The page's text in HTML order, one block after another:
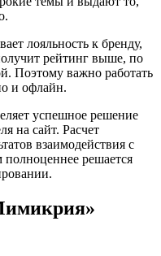
лояльность к бренду,
рейтинг выше, по
Поэтому важно работать
и офлайн.
успешное решение
на сайт. Расчет
взаимодействия с
решается